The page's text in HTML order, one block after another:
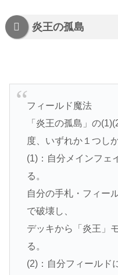
炎王の孤島
フィールド魔法
「炎王の孤島」の
度、いずれか１つし
(1)：自分メインフェ
る。
自分の手札・フィー
で破壊し、
デッキから「炎王」
る。
(2)：自分フィールド